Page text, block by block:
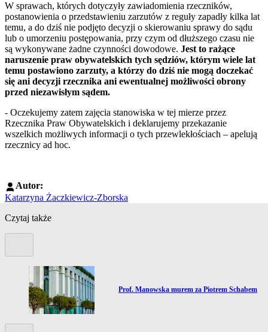
W sprawach, których dotyczyły zawiadomienia rzeczników,
postanowienia o przedstawieniu zarzutów z reguły zapadły kilka lat
temu, a do dziś nie podjęto decyzji o skierowaniu sprawy do sądu
lub o umorzeniu postępowania, przy czym od dłuższego czasu nie
są wykonywane żadne czynności dowodowe. Jest to rażące
naruszenie praw obywatelskich tych sędziów, którym wiele lat
temu postawiono zarzuty, a którzy do dziś nie mogą doczekać
się ani decyzji rzecznika ani ewentualnej możliwości obrony
przed niezawisłym sądem.
- Oczekujemy zatem zajęcia stanowiska w tej mierze przez
Rzecznika Praw Obywatelskich i deklarujemy przekazanie
wszelkich możliwych informacji o tych przewlekłościach – apelują
rzecznicy ad hoc.
Autor:
Katarzyna Żaczkiewicz-Zborska
Czytaj także
Przejdź do artykułu:
Prof. Manowska murem za Piotrem Schabem